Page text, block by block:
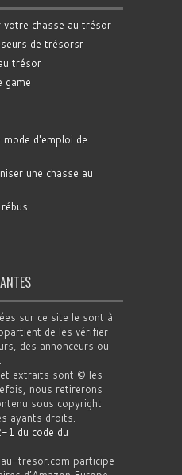
chasse au trésor
de trésorsr
trésor
game
d'emploi de
une chasse au
sur ce site le sont à
de les vérifier
des annonceurs ou
extraits sont © les
nous retirerons
sous copyright
ayants droits.
1 du code du
tresor.com participe